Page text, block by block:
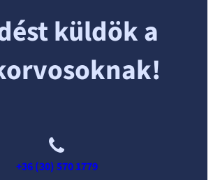
küldök a
+36 (30) 570 1779